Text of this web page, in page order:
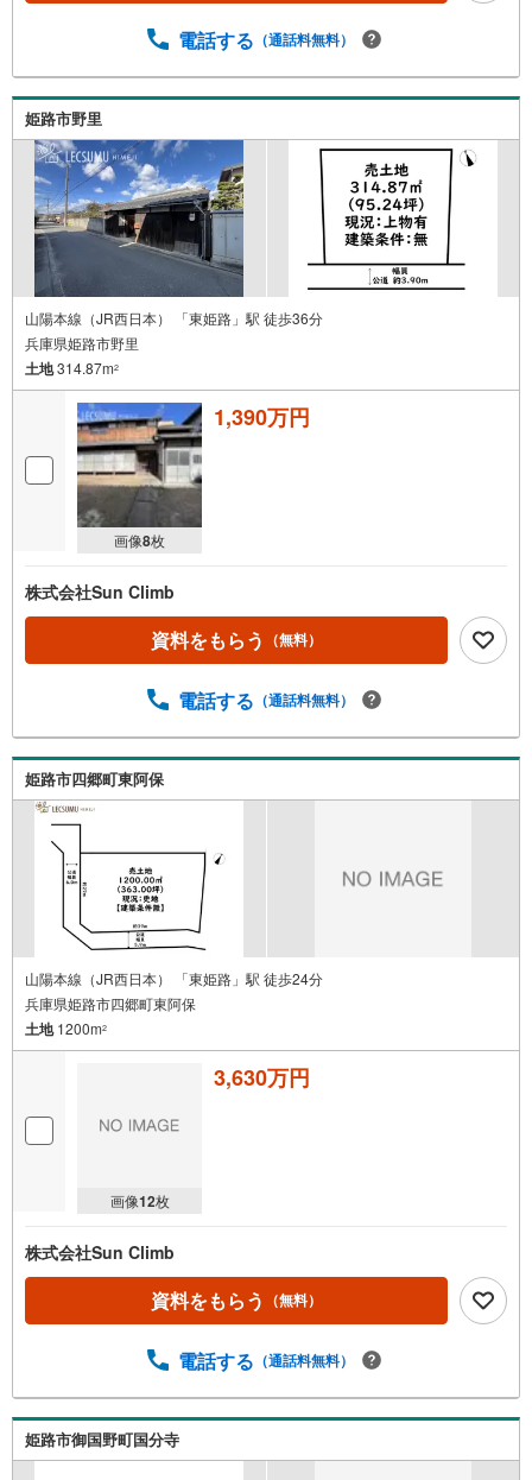
電話する （通話料無料）
姫路市野里
山陽本線（JR西日本） 「東姫路」駅 徒歩36分
兵庫県姫路市野里
土地314.87m2
画像8枚
1,390万円
株式会社Sun Climb
資料をもらう （無料）
電話する （通話料無料）
姫路市四郷町東阿保
山陽本線（JR西日本） 「東姫路」駅 徒歩24分
兵庫県姫路市四郷町東阿保
土地1200m2
画像12枚
3,630万円
株式会社Sun Climb
資料をもらう （無料）
電話する （通話料無料）
姫路市御国野町国分寺